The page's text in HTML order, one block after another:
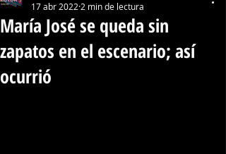
María José se queda sin
zapatos en el escenario; así
ocurrió
17 abr 2022 2 min de lectura